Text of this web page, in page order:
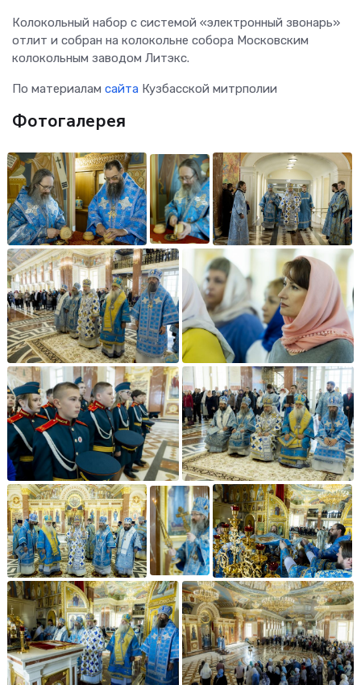
Колокольный набор с системой «электронный звонарь»
отлит и собран на колокольне собора Московским
колокольным заводом Литэкс.
По материалам сайта Кузбасской митрполии
Фотогалерея